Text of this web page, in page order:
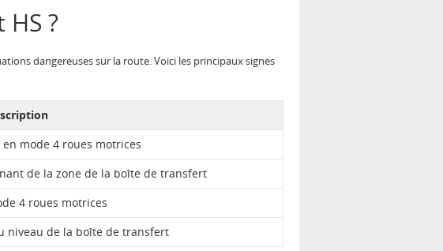
?
dangereuses sur la route. Voici les principaux signes
mode 4 roues motrices
de la zone de la boîte de transfert
4 roues motrices
niveau de la boîte de transfert